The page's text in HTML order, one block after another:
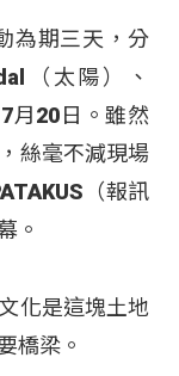
為期三天，分
（太陽）、
月20日。雖然
絲毫不減現場
（報訊
。
化是這塊土地
橋梁。